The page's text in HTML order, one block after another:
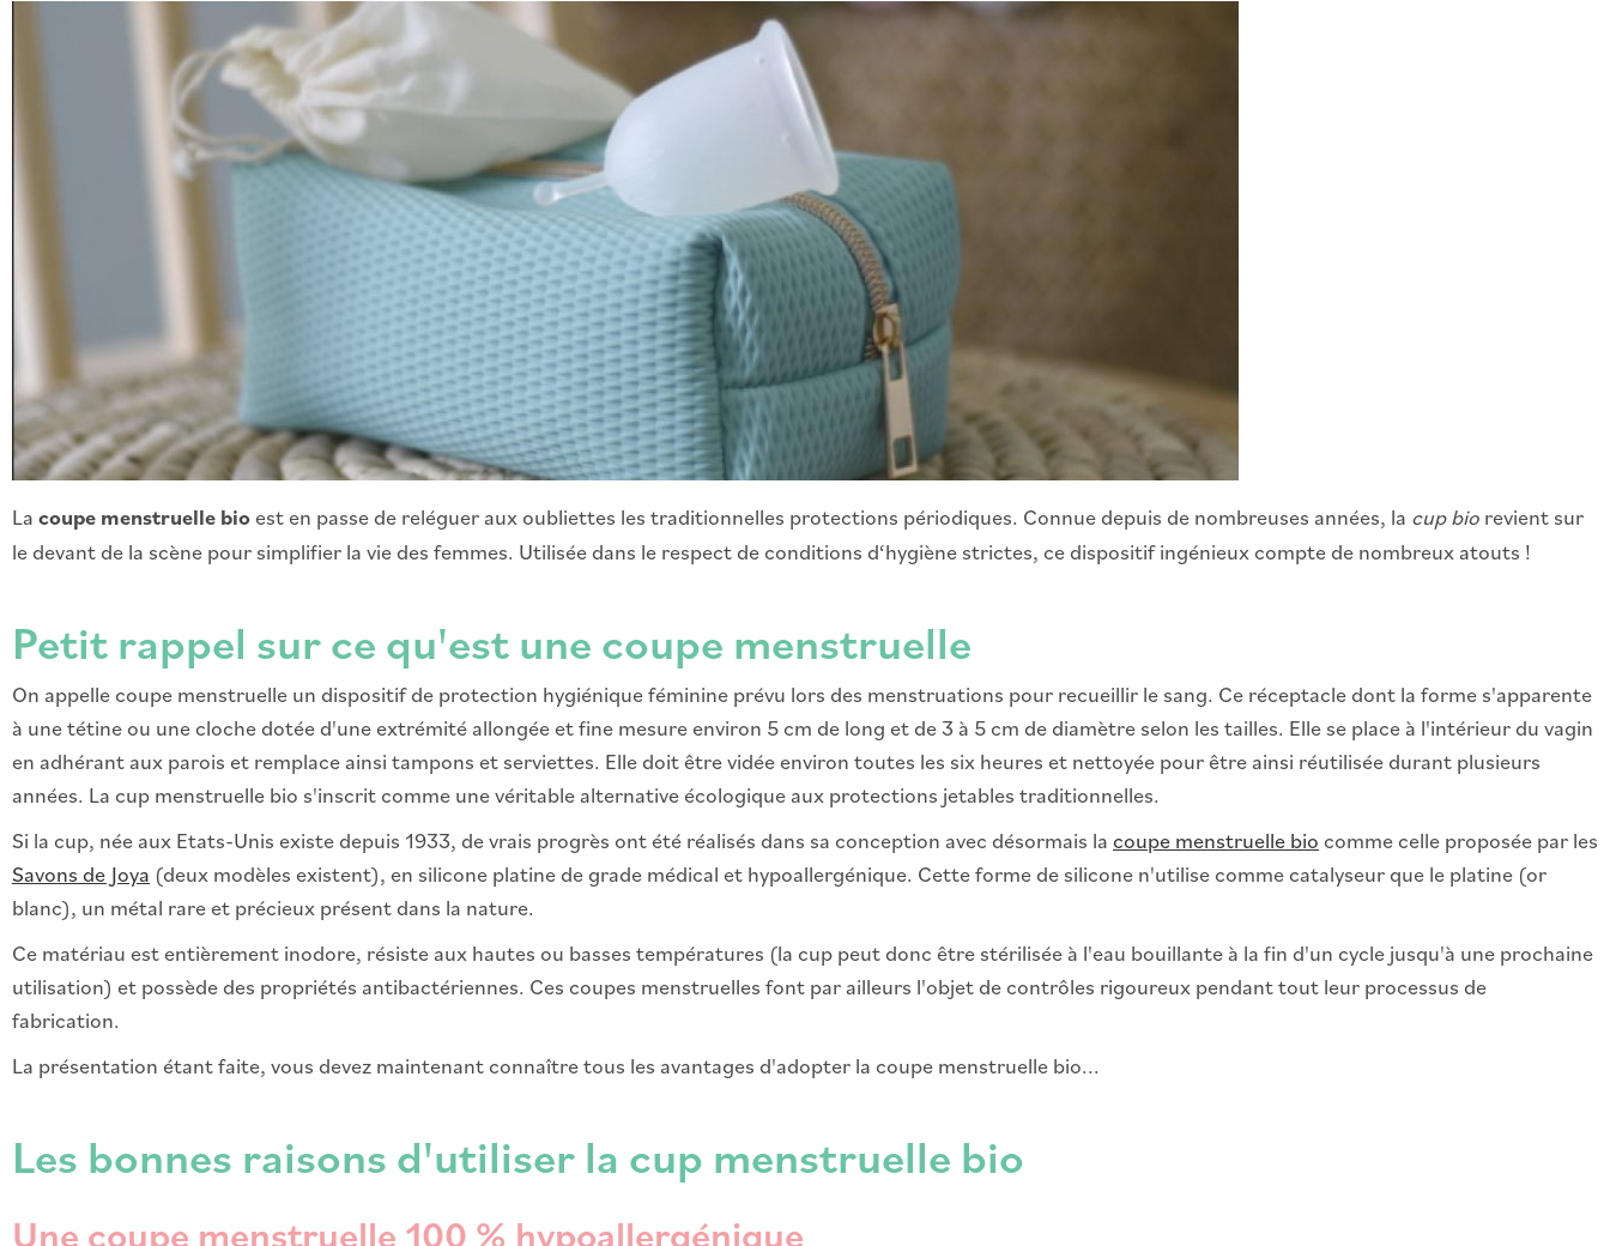
La coupe menstruelle bioest en passe de reléguer aux oubliettes les traditionnelles protections périodiques. Connue depuis de nombreuses années, la cup bio revient sur
le devant de la scène pour simplifier la vie des femmes. Utilisée dans le respect de conditions d‘hygiène strictes, ce dispositif ingénieux compte de nombreux atouts !
Petit rappel sur ce qu'est une coupe menstruelle
On appelle coupe menstruelle un dispositif de protection hygiénique féminine prévu lors des menstruations pour recueillir le sang. Ce réceptacle dont la forme s'apparente
à une tétine ou une cloche dotée d'une extrémité allongée et fine mesure environ 5 cm de long et de 3 à 5 cm de diamètre selon les tailles. Elle se place à l'intérieur du vagin
en adhérant aux parois et remplace ainsi tampons et serviettes. Elle doit être vidée environ toutes les six heures et nettoyée pour être ainsi réutilisée durant plusieurs
années. La cup menstruelle bio s'inscrit comme une véritable alternative écologique aux protections jetables traditionnelles.
Si la cup, née aux Etats-Unis existe depuis 1933, de vrais progrès ont été réalisés dans sa conception avec désormais la coupe menstruelle bio comme celle proposée par les
Savons de Joya (deux modèles existent), en silicone platine de grade médical et hypoallergénique. Cette forme de silicone n'utilise comme catalyseur que le platine (or
blanc), un métal rare et précieux présent dans la nature.
Ce matériau est entièrement inodore, résiste aux hautes ou basses températures (la cup peut donc être stérilisée à l'eau bouillante à la fin d'un cycle jusqu'à une prochaine
utilisation) et possède des propriétés antibactériennes. Ces coupes menstruelles font par ailleurs l'objet de contrôles rigoureux pendant tout leur processus de
fabrication.
La présentation étant faite, vous devez maintenant connaître tous les avantages d'adopter la coupe menstruelle bio...
Les bonnes raisons d'utiliser la cup menstruelle bio
Une coupe menstruelle 100 % hypoallergénique